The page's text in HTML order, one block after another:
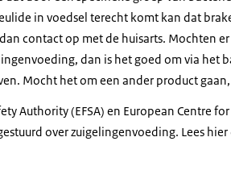
in voedsel terecht komt kan dat
contact op met de huisarts. Mochten
dan is het goed om via het
Mocht het om een ander product
Authority (EFSA) en European Centre
over zuigelingenvoeding. Lees